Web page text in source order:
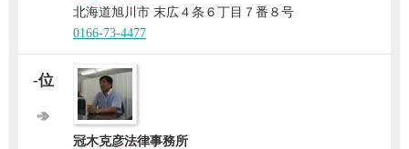
北海道旭川市 末広４条６丁目７番８号
0166-73-4477
-位
冠木克彦法律事務所